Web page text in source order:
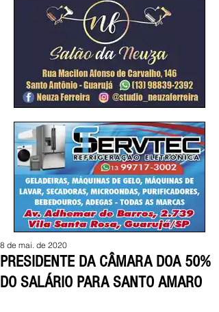
PRESIDENTE DA CÂMARA DOA 50%
DO SALÁRIO PARA SANTO AMARO
8 de mai. de 2020